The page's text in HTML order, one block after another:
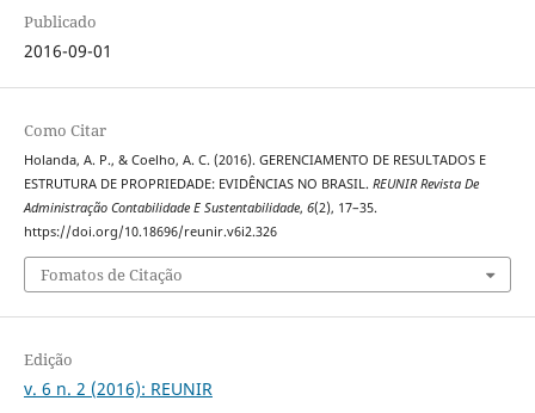
Publicado
2016-09-01
Como Citar
Holanda, A. P., & Coelho, A. C. (2016). GERENCIAMENTO DE RESULTADOS E
ESTRUTURA DE PROPRIEDADE: EVIDÊNCIAS NO BRASIL. REUNIR Revista De
Administração Contabilidade E Sustentabilidade, 6(2), 17–35.
https://doi.org/10.18696/reunir.v6i2.326
Fomatos de Citação
Edição
v. 6 n. 2 (2016): REUNIR